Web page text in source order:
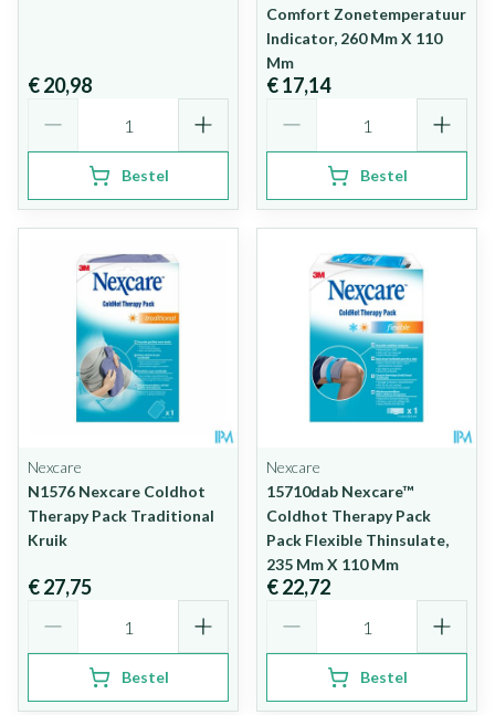
€ 20,98
Bestel
Comfort Zonetemperatuur
Indicator, 260 Mm X 110
Mm
€ 17,14
Bestel
Nexcare
N1576 Nexcare Coldhot
Therapy Pack Traditional
Kruik
€ 27,75
Bestel
Nexcare
15710dab Nexcare™
Coldhot Therapy Pack
Pack Flexible Thinsulate,
235 Mm X 110 Mm
€ 22,72
Bestel